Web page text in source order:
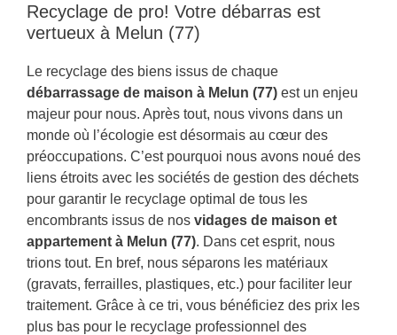
Recyclage de pro! Votre débarras est
vertueux à Melun (77)
Le recyclage des biens issus de chaque
débarrassage de maison à Melun (77) est un enjeu
majeur pour nous. Après tout, nous vivons dans un
monde où l’écologie est désormais au cœur des
préoccupations. C’est pourquoi nous avons noué des
liens étroits avec les sociétés de gestion des déchets
pour garantir le recyclage optimal de tous les
encombrants issus de nos vidages de maison et
appartement à Melun (77). Dans cet esprit, nous
trions tout. En bref, nous séparons les matériaux
(gravats, ferrailles, plastiques, etc.) pour faciliter leur
traitement. Grâce à ce tri, vous bénéficiez des prix les
plus bas pour le recyclage professionnel des